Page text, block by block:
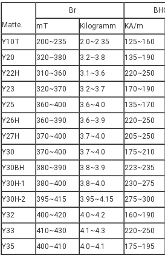
Matte.
Br
mT
Kilogramm KA/m
Y10T
200~235 2.0~2.35 125~160
Y20
320~380 3.2~3.8 135~190
Y22H
310~360 3.1~3.6 220~250
Y23
320~370 3.2~3.7 170~190
Y25
360~400 3.6~4.0 135~170
Y26H
360~390 3.6~3.9 220~250
Y27H
370~400 3.7~4.0 205~250
Y30
370~400 3.7~4.0 175~210
Y30BH
380~390 3.8~3.9 223~235
Y30H-1
380~400 3.8~4.0 230~275
Y30H-2
395~415 3.95~4.15 275~300
Y32
400~420 4.0~4.2 160~190
Y33
410~430 4.1~4.3 220~250
Y35
400~410 4.0~4.1 175~195